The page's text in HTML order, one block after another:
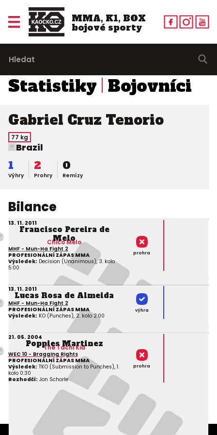
MMA, K1, BOX
bojové sporty
Statistiky Bojovníci
Gabriel Cruz Tenorio
77 kg
Brazil
Výhry
1
Prohry
2
Remízy
0
Bilance
13. 11. 2011
Francisco Pereira de
Melo
Chico Melo
MHF - Mun-Ha Fight 2
PROFESIONÁLNÍ ZÁPAS MMA
Výsledek: Decision (Unanimous), 3. kolo
5:00
prohra
13. 11. 2011
Lucas Rosa de Almeida
MHF - Mun-Ha Fight 2
PROFESIONÁLNÍ ZÁPAS MMA
Výsledek: KO (Punches), 2. kolo 2:00
výhra
21. 05. 2004
Poppies Martinez
The Tachi Kid
WEC 10 - Bragging Rights
PROFESIONÁLNÍ ZÁPAS MMA
Výsledek: TKO (Submission to Punches), 1.
kolo 0:30
Rozhodčí: Jon Schorle
prohra